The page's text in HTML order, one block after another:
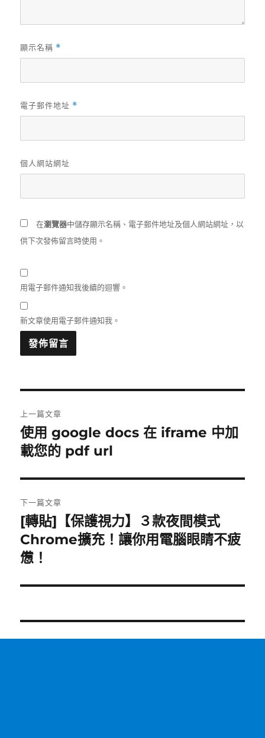
顯示名稱 *
電子郵件地址 *
個人網站網址
在瀏覽器中儲存顯示名稱、電子郵件地址及個人網站網址，以
供下次發佈留言時使用。
用電子郵件通知我後續的迴響。
新文章使用電子郵件通知我。
章
導
覽
上一篇文章
上
一
文
章:
使用 google docs 在 iframe 中加
載您的 pdf url
下一篇文章
下
一
篇
章:
[轉貼]【保護視力】３款夜間模式
Chrome擴充！讓你用電腦眼睛不疲
憊！